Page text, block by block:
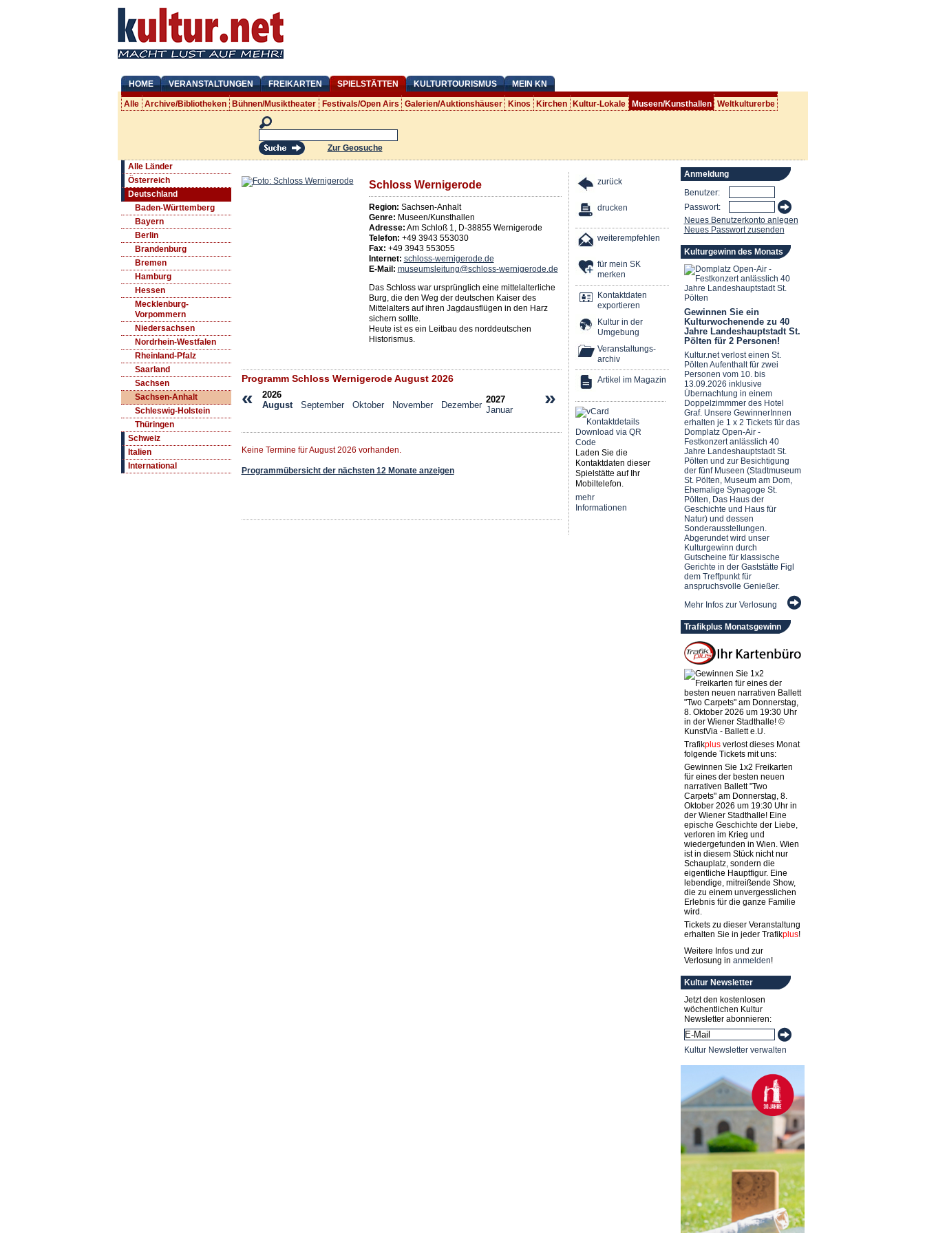
HOME VERANSTALTUNGEN FREIKARTEN SPIELSTÄTTEN KULTURTOURISMUS MEIN KN
Alle Archive/Bibliotheken Bühnen/Musiktheater Festivals/Open Airs Galerien/Auktionshäuser Kinos Kirchen Kultur-Lokale Museen/Kunsthallen Weltkulturerbe
Zur Geosuche
Alle Länder
Österreich
Deutschland
Baden-Württemberg
Bayern
Berlin
Brandenburg
Bremen
Hamburg
Hessen
Mecklenburg-
Vorpommern
Niedersachsen
Nordrhein-Westfalen
Rheinland-Pfalz
Saarland
Sachsen
Sachsen-Anhalt
Schleswig-Holstein
Thüringen
Schweiz
Italien
International
Schloss Wernigerode
Region: Sachsen-Anhalt
Genre: Museen/Kunsthallen
Adresse: Am Schloß 1, D-38855 Wernigerode
Telefon: +49 3943 553030
Fax: +49 3943 553055
Internet: schloss-wernigerode.de
E-Mail: museumsleitung@schloss-wernigerode.de
Das Schloss war ursprünglich eine mittelalterliche
Burg, die den Weg der deutschen Kaiser des
Mittelalters auf ihren Jagdausflügen in den Harz
sichern sollte.
Heute ist es ein Leitbau des norddeutschen
Historismus.
Programm Schloss Wernigerode August 2026
« »
2026
August
September Oktober November Dezember
2027
Januar
Keine Termine für August 2026 vorhanden.
Programmübersicht der nächsten 12 Monate anzeigen
zurück
drucken
weiterempfehlen
für mein SK
merken
Kontaktdaten
exportieren
Kultur in der
Umgebung
Veranstaltungs-
archiv
Artikel im Magazin
Laden Sie die
Kontaktdaten dieser
Spielstätte auf Ihr
Mobiltelefon.
mehr
Informationen
Anmeldung
Benutzer:
Passwort:
Neues Benutzerkonto anlegen
Neues Passwort zusenden
Kulturgewinn des Monats
Gewinnen Sie ein
Kulturwochenende zu 40
Jahre Landeshauptstadt St.
Pölten für 2 Personen!
Kultur.net verlost einen St.
Pölten Aufenthalt für zwei
Personen vom 10. bis
13.09.2026 inklusive
Übernachtung in einem
Doppelzimmmer des Hotel
Graf. Unsere GewinnerInnen
erhalten je 1 x 2 Tickets für das
Domplatz Open-Air -
Festkonzert anlässlich 40
Jahre Landeshauptstadt St.
Pölten und zur Besichtigung
der fünf Museen (Stadtmuseum
St. Pölten, Museum am Dom,
Ehemalige Synagoge St.
Pölten, Das Haus der
Geschichte und Haus für
Natur) und dessen
Sonderausstellungen.
Abgerundet wird unser
Kulturgewinn durch
Gutscheine für klassische
Gerichte in der Gaststätte Figl
dem Treffpunkt für
anspruchsvolle Genießer.
Mehr Infos zur Verlosung
Trafikplus Monatsgewinn
Trafikplusverlost dieses Monat
folgende Tickets mit uns:
Gewinnen Sie 1x2 Freikarten
für eines der besten neuen
narrativen Ballett "Two
Carpets" am Donnerstag, 8.
Oktober 2026 um 19:30 Uhr in
der Wiener Stadthalle! Eine
epische Geschichte der Liebe,
verloren im Krieg und
wiedergefunden in Wien. Wien
ist in diesem Stück nicht nur
Schauplatz, sondern die
eigentliche Hauptfigur. Eine
lebendige, mitreißende Show,
die zu einem unvergesslichen
Erlebnis für die ganze Familie
wird.
Tickets zu dieser Veranstaltung
erhalten Sie in jeder Trafikplus!
Weitere Infos und zur
Verlosung in anmelden!
Kultur Newsletter
Jetzt den kostenlosen
wöchentlichen Kultur
Newsletter abonnieren:
Kultur Newsletter verwalten